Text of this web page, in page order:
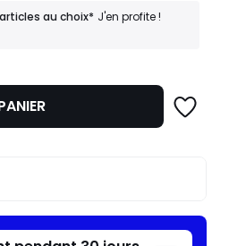
au choix* J'en profite !